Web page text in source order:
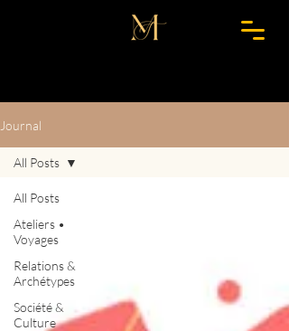
Journal
All Posts
Ateliers •
Voyages
Relations &
Archétypes
Société &
Culture
All Posts